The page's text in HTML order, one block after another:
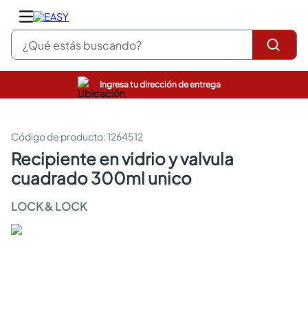
¿Qué estás buscando?
Ingresa tu dirección de entrega
:1264512
recipiente en vidrio y valvula
cuadrado 300ml unico
LOCK & LOCK
pinturas
sanitarios
comedor
escritorio
armarios closet
comedores